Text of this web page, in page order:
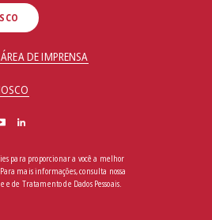
DE IMPRENSA
para proporcionar a você a melhor
mais informações, consulta nossa
e de Tratamento de Dados Pessoais.